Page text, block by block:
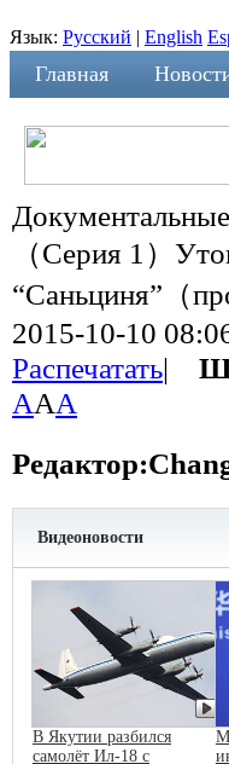
Язык: Русский | English
Главная
（Серия 1）
“Саньциня”（
2015-10-10
Распечатать|
AAA
Редактор:
Видеоновости
В Якутии разбился
самолёт Ил-18 с